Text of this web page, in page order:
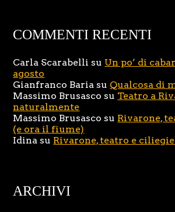
COMMENTI RECENTI
Carla Scarabelli su Un po’ di
agosto
Gianfranco Baria su Qualcosa di
Massimo Brusasco su Teatro a
naturalmente
Massimo Brusasco su Rivarone,
(e ora il fiume)
Idina su Rivarone, teatro e
ARCHIVI